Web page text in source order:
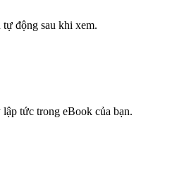
tự động sau khi xem.
tức trong eBook của bạn.